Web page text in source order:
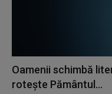
Oamenii schimbă
rotește Pământul...